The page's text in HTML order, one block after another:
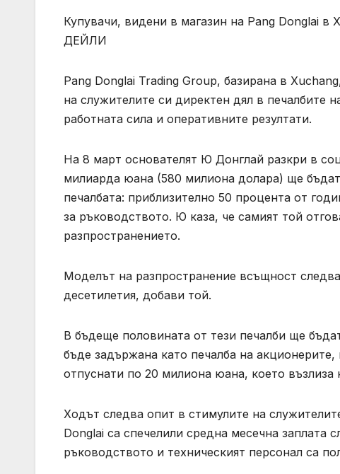
Купувачи, видени в магазин на Pang
ДЕЙЛИ
Pang Donglai Trading Group, базирана в
на служителите си директен дял в печалбите
работната сила и оперативните резултати.
На 8 март основателят Ю Донглай разкри в
милиарда юана (580 милиона долара) ще
печалбата: приблизително 50 процента от
за ръководството. Ю каза, че самият той
разпространението.
Моделът на разпространение всъщност
десетилетия, добави той.
В бъдеще половината от тези печалби ще
бъде задържана като печалба на
отпуснати по 20 милиона юана, което
Ходът следва опит в стимулите на
Donglai са спечелили средна месечна заплата
ръководството и техническият персонал са